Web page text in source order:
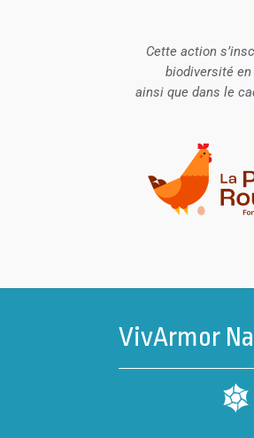
Cette action
biodiversité en
ainsi que dans le
VivArmor